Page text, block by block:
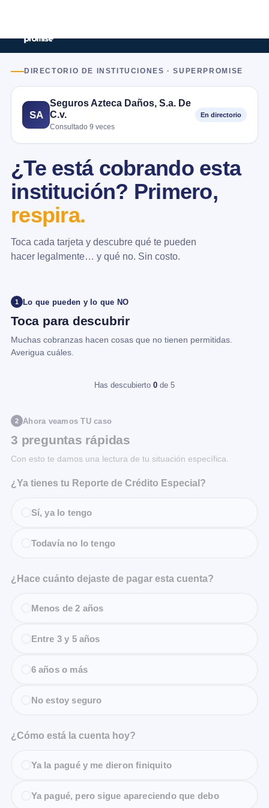
DIRECTORIO DE INSTITUCIONES · SUPERPROMISE
SA
Seguros Azteca Daños, S.a. De
C.v.
Consultado 9 veces
En directorio
¿Te está cobrando esta
institución? Primero,
respira.
Toca cada tarjeta y descubre qué te pueden
hacer legalmente… y qué no. Sin costo.
1 Lo que pueden y lo que NO
Toca para descubrir
Muchas cobranzas hacen cosas que no tienen permitidas.
Averigua cuáles.
Has descubierto 0 de 5
2 Ahora veamos TU caso
3 preguntas rápidas
Con esto te damos una lectura de tu situación específica.
¿Ya tienes tu Reporte de Crédito Especial?
Sí, ya lo tengo
Todavía no lo tengo
¿Hace cuánto dejaste de pagar esta cuenta?
Menos de 2 años
Entre 3 y 5 años
6 años o más
No estoy seguro
¿Cómo está la cuenta hoy?
Ya la pagué y me dieron finiquito
Ya pagué, pero sigue apareciendo que debo